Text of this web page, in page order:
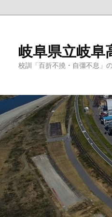
岐阜県立岐阜
校訓「百折不撓・自彊不息」